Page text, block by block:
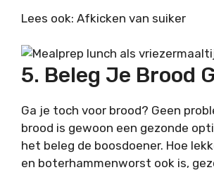
Lees ook: Afkicken van suiker
5. Beleg Je Brood
Ga je toch voor brood? Geen
brood is gewoon een gezonde
het beleg de boosdoener. Hoe
en boterhammenworst ook is,